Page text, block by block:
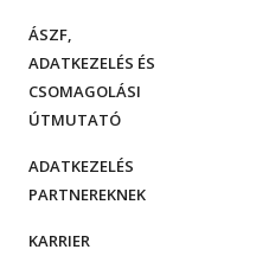
ÁSZF,
ADATKEZELÉS ÉS
CSOMAGOLÁSI
ÚTMUTATÓ
ADATKEZELÉS
PARTNEREKNEK
KARRIER